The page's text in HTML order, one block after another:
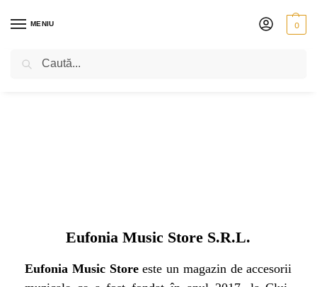
MENIU 0
Eufonia Music Store S.R.L.
Eufonia Music Storeeste un magazin de accesorii